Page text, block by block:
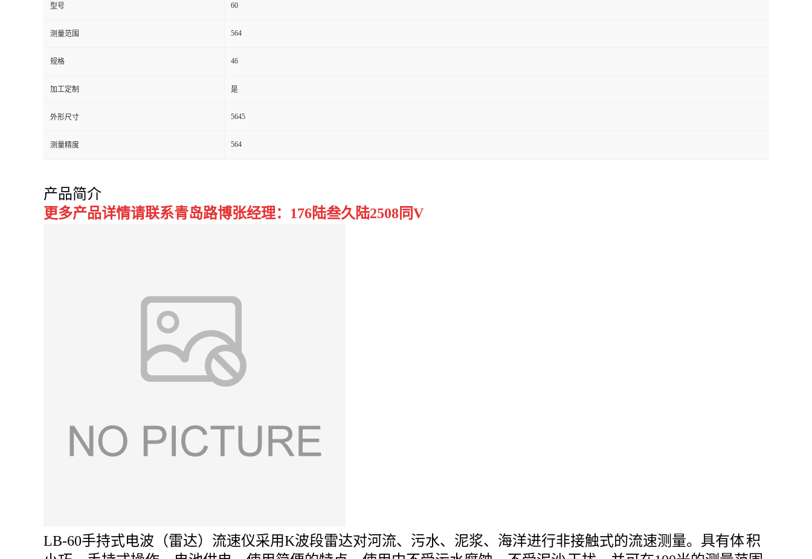
型号 60
测量范围 564
规格 46
加工定制 是
外形尺寸 5645
测量精度 564
产品简介
更多产品详情请联系青岛路博张经理：176陆叁久陆2508同V
LB-60手持式电波（雷达）流速仪采用K波段雷达对河流、污水、泥浆、海洋进行非接触式的流速测量。具有体积